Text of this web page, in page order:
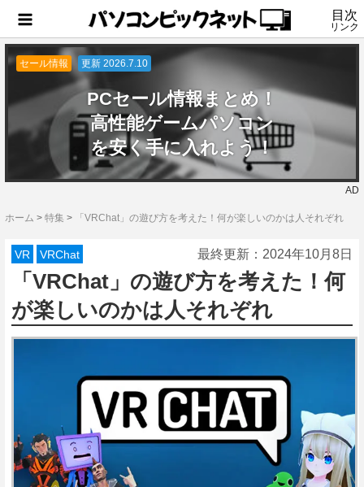
目次
リンク
セール情報 更新 2026.7.10
PCセール情報まとめ！
高性能ゲームパソコン
を安く手に入れよう！
AD
ホーム > 特集 > 「VRChat」の遊び方を考えた！何が楽しいのかは人それぞれ
VR VRChat 最終更新： 2024年10月8日
「VRChat」の遊び方を考えた！何
が楽しいのかは人それぞれ